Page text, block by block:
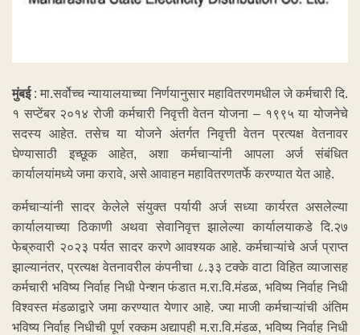
मुंबई: मा.सर्वोच्च न्यायालयाच्या निर्णयानुसार महावितरणमधील जे कर्मचारी दि.
१ सप्टेंबर २०१४ रोजी कर्मचारी निवृत्ती वेतन योजना – १९९५ या योजनेचे
सदस्य आहेत. तसेच या योजने अंतर्गत निवृत्ती वेतन प्रत्यक्ष वेतनावर
घेण्यासाठी इच्छूक आहेत, अशा कर्मचाऱ्यांनी आपला अर्ज संबंधित
कार्यालयांमध्ये जमा करावे, असे आवाहन महावितरणतर्फे करण्यात येत आहे.
कर्मचाऱ्यांनी सादर केलेले संयुक्त पर्यायी अर्ज सध्या कार्यरत असलेल्या
कार्यालयाच्या ठिकाणी अथवा सेवानिवृत्त झालेल्या कार्यालयाकडे दि.२७
फेब्रुवारी २०२३ पर्यत सादर करणे आवश्यक आहे. कर्मचाऱ्यांचे अर्ज प्राप्त
झाल्यानंतर, प्रत्यक्ष वेतनावरील कंपनीचा ८.३३ टक्के वाटा विहित व्याजासह
कर्मचारी भविष्य निर्वाह निधी पेन्शन फंडात म.रा.वि.मंडळ, भविष्य निर्वाह निधी
विश्वस्त मंडळाद्वारे जमा करण्यात येणार आहे. ज्या माजी कर्मचाऱ्यांची अंतिम
भविष्य निर्वाह निधीची पूर्ण रक्कम अद्यापही म.रा.वि.मंडळ, भविष्य निर्वाह निधी